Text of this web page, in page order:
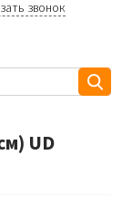
звонок
UD